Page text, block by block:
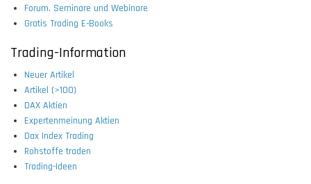
Forum, Seminare und Webinare
Gratis Trading E-Books
Trading-Information
Neuer Artikel
Artikel (>100)
DAX Aktien
Expertenmeinung Aktien
Dax Index Trading
Rohstoffe traden
Trading-Ideen